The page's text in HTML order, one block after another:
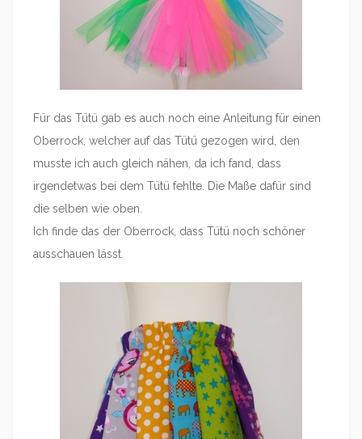
Für das Tütü gab es auch noch eine Anleitung für einen
Oberrock, welcher auf das Tütü gezogen wird, den
musste ich auch gleich nähen, da ich fand, dass
irgendetwas bei dem Tütü fehlte. Die Maße dafür sind
die selben wie oben.
Ich finde das der Oberrock, dass Tütü noch schöner
ausschauen lässt.